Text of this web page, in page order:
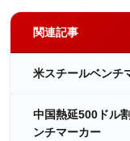
関連記事
米スチールベンチ
中国熱延500ドル
ンチマーカー